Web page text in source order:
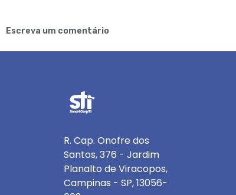
Escreva um comentário
R. Cap. Onofre dos
Santos, 376 - Jardim
Planalto de Viracopos,
Campinas - SP, 13056-